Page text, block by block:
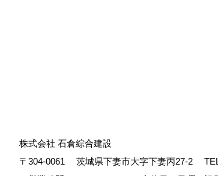
株式会社 石倉綜合建設
〒304-0061
茨城県下妻市大字下妻丙27-2